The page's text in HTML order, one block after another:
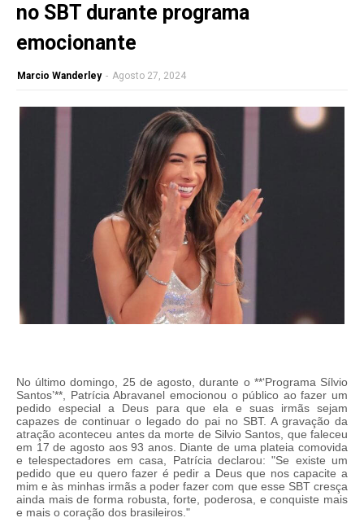
no SBT durante programa
emocionante
Marcio Wanderley - Agosto 27, 2024
No último domingo, 25 de agosto, durante o **‘Programa Sílvio
Santos’**, Patrícia Abravanel emocionou o público ao fazer um
pedido especial a Deus para que ela e suas irmãs sejam
capazes de continuar o legado do pai no SBT. A gravação da
atração aconteceu antes da morte de Silvio Santos, que faleceu
em 17 de agosto aos 93 anos. Diante de uma plateia comovida
e telespectadores em casa, Patrícia declarou: "Se existe um
pedido que eu quero fazer é pedir a Deus que nos capacite a
mim e às minhas irmãs a poder fazer com que esse SBT cresça
ainda mais de forma robusta, forte, poderosa, e conquiste mais
e mais o coração dos brasileiros."